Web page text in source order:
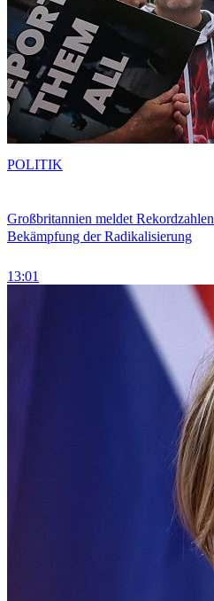
Großbritannien meldet
Bekämpfung der Radikalisierung
13:01
POLITIK